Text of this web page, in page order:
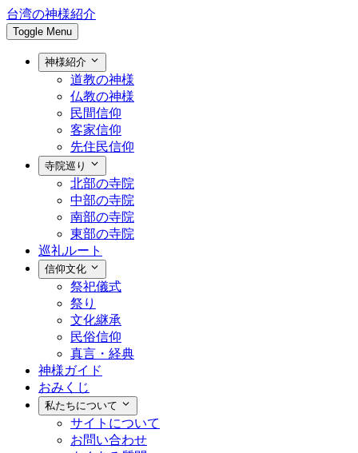
台湾の神様紹介
Toggle Menu
神様紹介
道教の神様
仏教の神様
民間信仰
客家信仰
先住民信仰
寺院巡り
北部の寺院
中部の寺院
南部の寺院
東部の寺院
巡礼ルート
信仰文化
祭祀儀式
祭り
文化継承
民俗信仰
真言・経典
神様ガイド
おみくじ
私たちについて
サイトについて
お問い合わせ